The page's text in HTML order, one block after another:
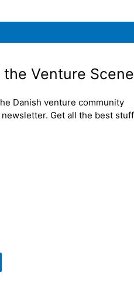
Venture Scene
Danish venture community
Get all the best stuff